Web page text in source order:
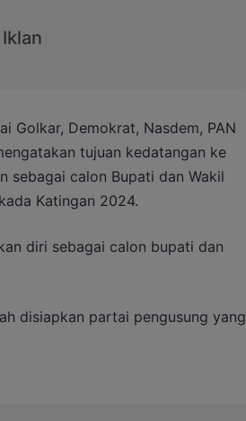
Golkar, Demokrat, Nasdem, PAN
tujuan kedatangan ke
sebagai calon Bupati dan Wakil
Katingan 2024.
diri sebagai calon bupati dan
disiapkan partai pengusung yang